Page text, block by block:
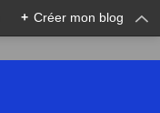
+ Créer mon blog